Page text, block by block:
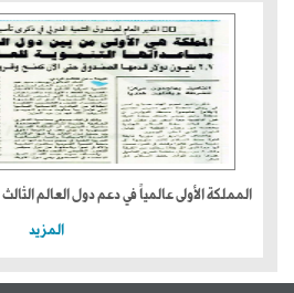
المملكة الأولى عالمياً في دعم دول العالم الثالث
المزيد